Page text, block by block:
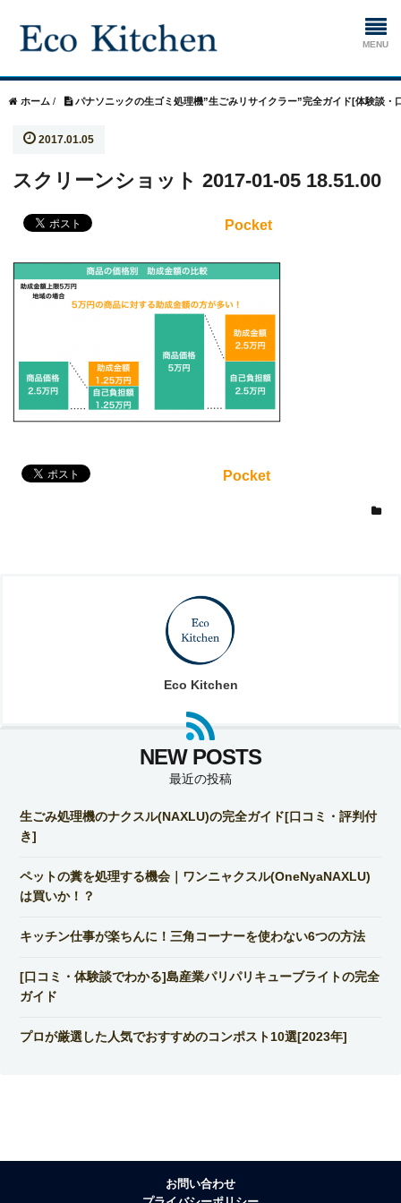
ホーム
生ゴミ処理機
ホーム / パナソニックの生ゴミ処理機”生ごみリサイクラー”完全ガイド[体験談・
2017.01.05
スクリーンショット 2017-01-05 18.51.00
Pocket
Pocket
Eco Kitchen
最近の投稿
生ごみ処理機のナクスル(NAXLU)の完全ガイド[口コミ・評判付
き]
ペットの糞を処理する機会｜ワンニャクスル(OneNyaNAXLU)
は買いか！？
キッチン仕事が楽ちんに！三角コーナーを使わない6つの方法
[口コミ・体験談でわかる]島産業パリパリキューブライトの完全
ガイド
プロが厳選した人気でおすすめのコンポスト10選[2023年]
お問い合わせ